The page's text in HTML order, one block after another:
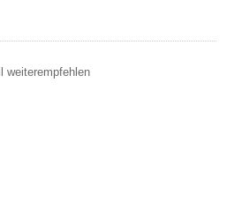
weiterempfehlen